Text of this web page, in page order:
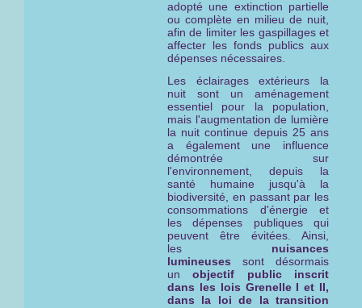
adopté une extinction partielle
ou complète en milieu de nuit,
afin de limiter les gaspillages et
affecter les fonds publics aux
dépenses nécessaires.
Les éclairages extérieurs la
nuit sont un aménagement
essentiel pour la population,
mais l'augmentation de lumière
la nuit continue depuis 25 ans
a également une influence
démontrée sur
l'environnement, depuis la
santé humaine jusqu'à la
biodiversité, en passant par les
consommations d'énergie et
les dépenses publiques qui
peuvent être évitées. Ainsi,
les nuisances
lumineuses sont désormais
unobjectif public inscrit
dans les lois Grenelle I et II,
dans la loi de la transition